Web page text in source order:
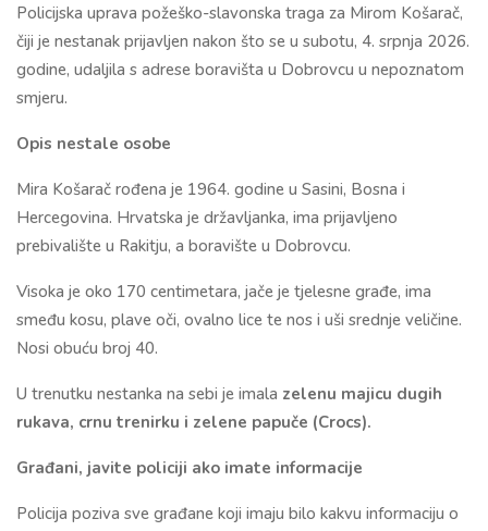
Policijska uprava požeško-slavonska traga za Mirom Košarač,
čiji je nestanak prijavljen nakon što se u subotu, 4. srpnja 2026.
godine, udaljila s adrese boravišta u Dobrovcu u nepoznatom
smjeru.
Opis nestale osobe
Mira Košarač rođena je 1964. godine u Sasini, Bosna i
Hercegovina. Hrvatska je državljanka, ima prijavljeno
prebivalište u Rakitju, a boravište u Dobrovcu.
Visoka je oko 170 centimetara, jače je tjelesne građe, ima
smeđu kosu, plave oči, ovalno lice te nos i uši srednje veličine.
Nosi obuću broj 40.
U trenutku nestanka na sebi je imala zelenu majicu dugih
rukava, crnu trenirku i zelene papuče (Crocs).
Građani, javite policiji ako imate informacije
Policija poziva sve građane koji imaju bilo kakvu informaciju o